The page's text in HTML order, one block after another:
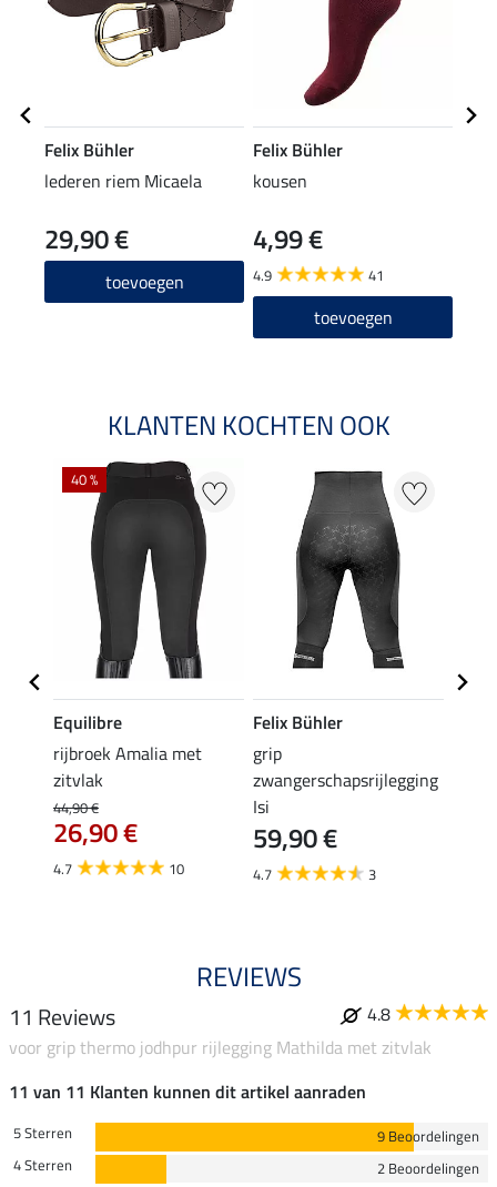
Felix Bühler
lederen riem Micaela
29,90 €
toevoegen
Felix Bühler
kousen
4,99 €
4.9 41
toevoegen
KLANTEN KOCHTEN OOK
40 %
Equilibre
rijbroek Amalia met
zitvlak
44,90 €
26,90 €
4.7 10
Felix Bühler
grip
zwangerschapsrijlegging
Isi
59,90 €
4.7 3
REVIEWS
11 Reviews
4.8
voor grip thermo jodhpur rijlegging Mathilda met zitvlak
11 van 11 Klanten kunnen dit artikel aanraden
5 Sterren
9 Beoordelingen
4 Sterren
2 Beoordelingen